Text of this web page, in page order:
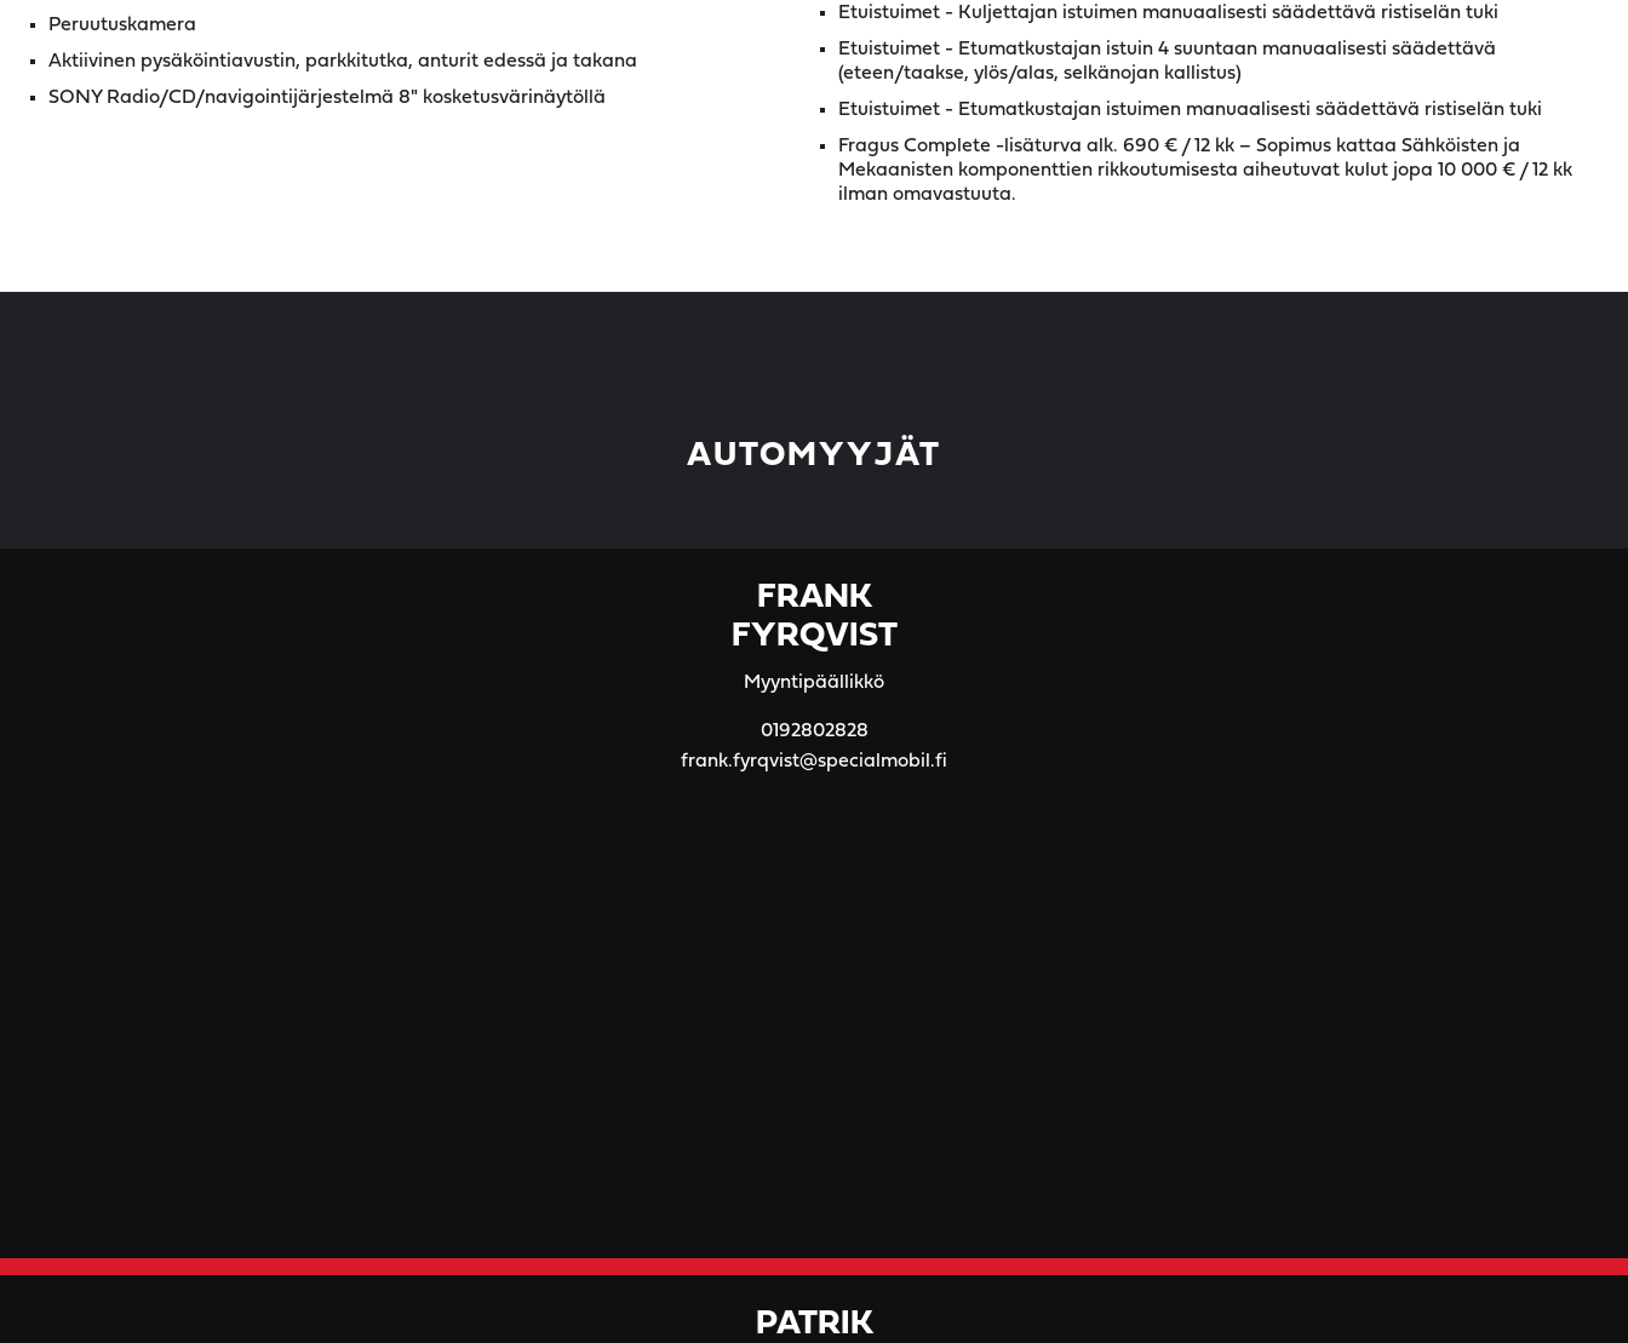
Peruutuskamera
Aktiivinen pysäköintiavustin, parkkitutka, anturit edessä ja takana
SONY Radio/CD/navigointijärjestelmä 8" kosketusvärinäytöllä
Etuistuimet - Kuljettajan istuimen manuaalisesti säädettävä ristiselän tuki
Etuistuimet - Etumatkustajan istuin 4 suuntaan manuaalisesti säädettävä
(eteen/taakse, ylös/alas, selkänojan kallistus)
Etuistuimet - Etumatkustajan istuimen manuaalisesti säädettävä ristiselän tuki
Fragus Complete -lisäturva alk. 690 € / 12 kk – Sopimus kattaa Sähköisten ja
Mekaanisten komponenttien rikkoutumisesta aiheutuvat kulut jopa 10 000 € / 12 kk
ilman omavastuuta.
AUTOMYYJÄT
FRANK
FYRQVIST
Myyntipäällikkö
0192802828
frank.fyrqvist@specialmobil.fi
PATRIK